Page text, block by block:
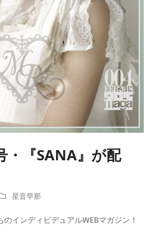
・『SANA』が配
星音早那
インディビデュアルWEBマガジン！